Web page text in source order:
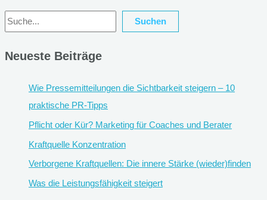
Suchen Suchen
Neueste Beiträge
Wie Pressemitteilungen die Sichtbarkeit steigern – 10
praktische PR-Tipps
Pflicht oder Kür? Marketing für Coaches und Berater
Kraftquelle Konzentration
Verborgene Kraftquellen: Die innere Stärke (wieder)finden
Was die Leistungsfähigkeit steigert